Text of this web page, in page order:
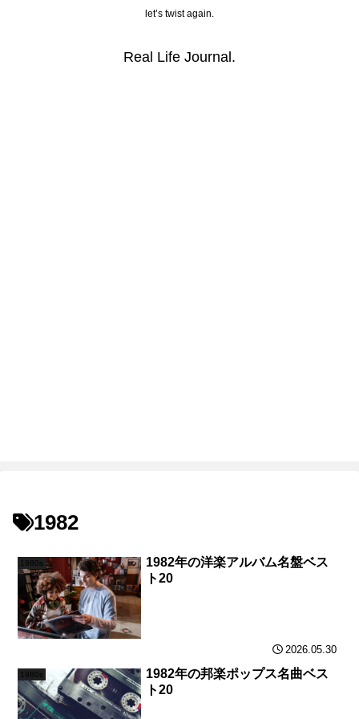
let’s twist again.
Real Life Journal.
1982
1980s
1982年の洋楽アルバム名盤ベス
ト20
2026.05.30
1980s
1982年の邦楽ポップス名曲ベス
ト20